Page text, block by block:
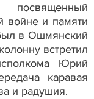
посвященный
войне и памяти
в Ошмянский
встретил
Юрий
каравая
и радушия.